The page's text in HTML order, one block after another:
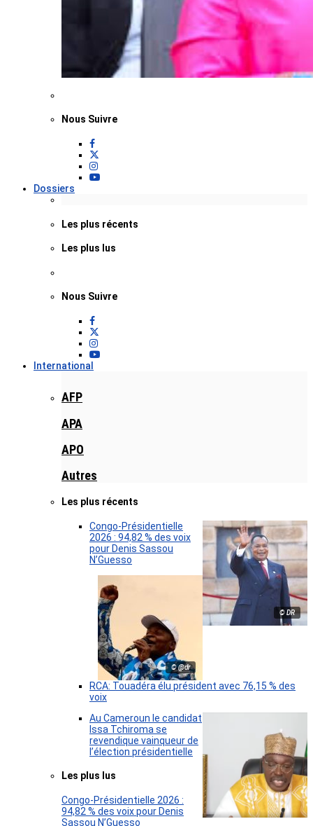
Nous Suivre
Dossiers
Les plus récents
Les plus lus
Nous Suivre
International
AFP
APA
APO
Autres
Les plus récents
© DR
Congo-Présidentielle
2026 : 94,82 % des voix
pour Denis Sassou
N’Guesso
© @dr
RCA: Touadéra élu président avec 76,15 % des
voix
Au Cameroun le candidat
Issa Tchiroma se
revendique vainqueur de
l’élection présidentielle
Les plus lus
Congo-Présidentielle 2026 :
94,82 % des voix pour Denis
Sassou N’Guesso